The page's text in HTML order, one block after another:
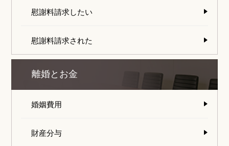
慰謝料請求したい
慰謝料請求された
離婚とお金
婚姻費用
財産分与